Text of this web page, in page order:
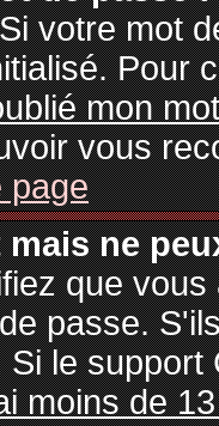
votre mot
Pour
mon
vous
page
ne
que
passe.
le
moins de